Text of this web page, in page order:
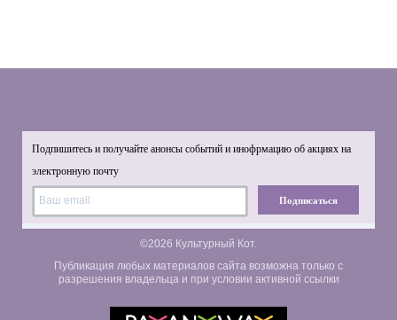
Подпишитесь и получайте анонсы событий и инофрмацию об акциях на
электронную почту
Подписаться
©2026 Культурный Кот.
Публикация любых материалов сайта возможна только с
разрешения владельца и при условии активной ссылки